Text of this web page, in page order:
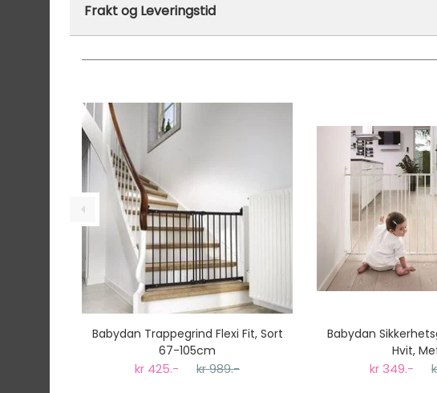
Frakt og Leveringstid
På lager hos oss - klar for utsendelse innen 24 timer
Gjennomsnittlig leveringstid hos Mimmis er en til tre
Vi har fri retur ved bytte.
Babydan Trappegrind Flexi Fit, Sort
67-105cm
kr 425.- kr 989.-
Babydan
Hvit,
kr 349.-